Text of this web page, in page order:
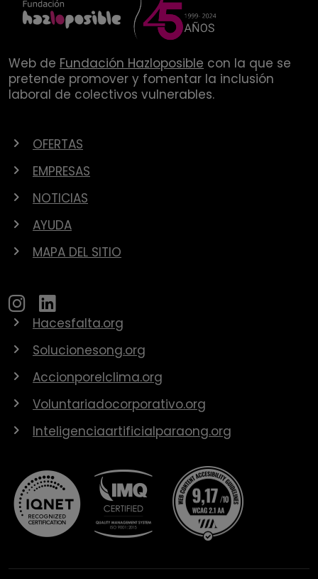
Web de Fundación Hazloposible con la que se
pretende promover y fomentar la inclusión
laboral de colectivos vulnerables.
OFERTAS
EMPRESAS
NOTICIAS
AYUDA
MAPA DEL SITIO
Hacesfalta.org
Solucionesong.org
Accionporelclima.org
Voluntariadocorporativo.org
Inteligenciaartificialparaong.org